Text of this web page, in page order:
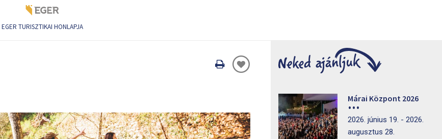
EGER TURISZTIKAI HONLAPJA
Oldal
Márai Központ 2026
2026. június 19. - 2026.
augusztus 28.